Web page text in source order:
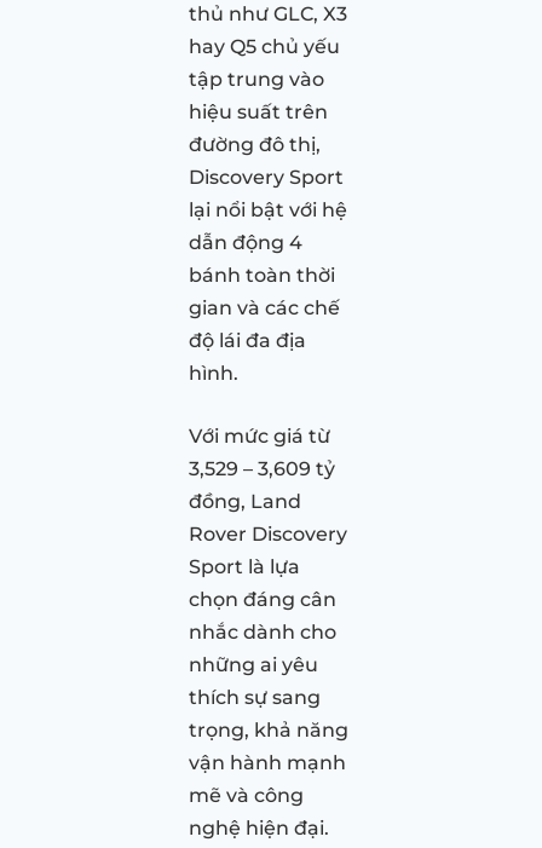
thủ như GLC, X3
hay Q5 chủ yếu
tập trung vào
hiệu suất trên
đường đô thị,
Discovery Sport
lại nổi bật với hệ
dẫn động 4
bánh toàn thời
gian và các chế
độ lái đa địa
hình.
Với mức giá từ
3,529 – 3,609 tỷ
đồng, Land
Rover Discovery
Sport là lựa
chọn đáng cân
nhắc dành cho
những ai yêu
thích sự sang
trọng, khả năng
vận hành mạnh
mẽ và công
nghệ hiện đại.